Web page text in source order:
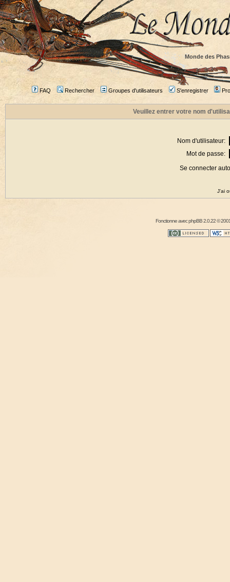
Monde des
FAQ Rechercher Groupes d'utilisateurs S'enregistrer
Veuillez entrer votre nom
Nom d'utilisateur:
Mot de passe:
Se connecter
J'ai
Fonctionne avecphpBB2.0.22 ©